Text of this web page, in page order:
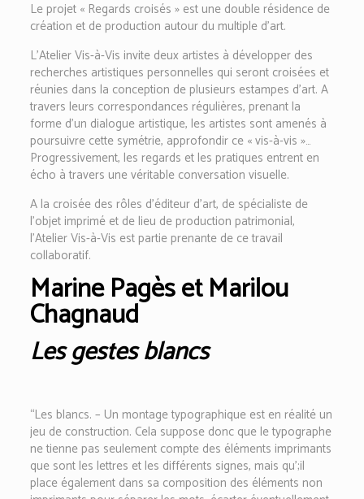
Le projet « Regards croisés » est une double résidence de
création et de production autour du multiple d’art.
L’Atelier Vis-à-Vis invite deux artistes à développer des
recherches artistiques personnelles qui seront croisées et
réunies dans la conception de plusieurs estampes d’art. A
travers leurs correspondances régulières, prenant la
forme d’un dialogue artistique, les artistes sont amenés à
poursuivre cette symétrie, approfondir ce « vis-à-vis »…
Progressivement, les regards et les pratiques entrent en
écho à travers une véritable conversation visuelle.
A la croisée des rôles d’éditeur d’art, de spécialiste de
l’objet imprimé et de lieu de production patrimonial,
l’Atelier Vis-à-Vis est partie prenante de ce travail
collaboratif.
Marine Pagès et Marilou
Chagnaud
Les gestes blancs
“Les blancs. – Un montage typographique est en réalité un
jeu de construction. Cela suppose donc que le typographe
ne tienne pas seulement compte des éléments imprimants
que sont les lettres et les différents signes, mais qu’;il
place également dans sa composition des éléments non